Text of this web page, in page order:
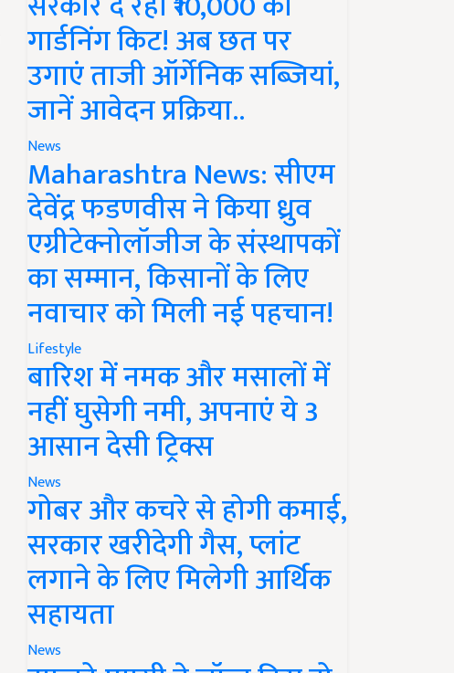
गार्डनिंग किट! अब छत पर
उगाएं ताजी ऑर्गेनिक सब्जियां,
जानें आवेदन प्रक्रिया..
News
Maharashtra News: सीएम
देवेंद्र फडणवीस ने किया ध्रुव
एग्रीटेक्नोलॉजीज के संस्थापकों
का सम्मान, किसानों के लिए
नवाचार को मिली नई पहचान!
Lifestyle
बारिश में नमक और मसालों में
नहीं घुसेगी नमी, अपनाएं ये 3
आसान देसी ट्रिक्स
News
गोबर और कचरे से होगी कमाई,
सरकार खरीदेगी गैस, प्लांट
लगाने के लिए मिलेगी आर्थिक
सहायता
News